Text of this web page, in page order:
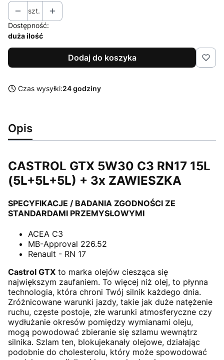
szt.
Dostępność:
duża ilość
Dodaj do koszyka
Czas wysyłki:24 godziny
Opis
CASTROL GTX 5W30 C3 RN17 15L
(5L+5L+5L) + 3x ZAWIESZKA
SPECYFIKACJE / BADANIA ZGODNOŚCI ZE
STANDARDAMI PRZEMYSŁOWYMI
ACEA C3
MB-Approval 226.52
Renault - RN 17
Castrol GTX to marka olejów ciesząca się
największym zaufaniem. To więcej niż olej, to płynna
technologia, która chroni Twój silnik każdego dnia.
Zróżnicowane warunki jazdy, takie jak duże natężenie
ruchu, częste postoje, złe warunki atmosferyczne czy
wydłużanie okresów pomiędzy wymianami oleju,
mogą powodować zbieranie się szlamu wewnątrz
silnika. Szlam ten, blokujekanały olejowe, działając
podobnie do cholesterolu, który może spowodować